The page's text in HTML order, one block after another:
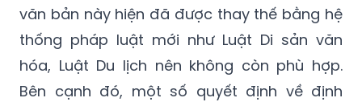
văn bản này hiện đã được thay thế bằng hệ
thống pháp luật mới như Luật Di sản văn
hóa, Luật Du lịch nên không còn phù hợp.
Bên cạnh đó, một số quyết định về định